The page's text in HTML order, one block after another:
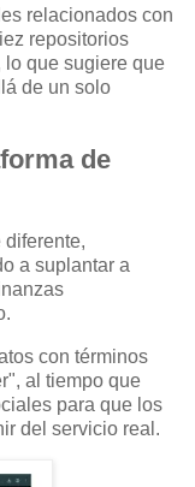
relacionados con
repositorios
lo que sugiere que
de un solo
de
diferente,
a suplantar a
con términos
al tiempo que
para que los
del servicio real.